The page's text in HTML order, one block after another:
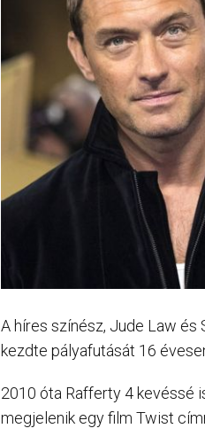
A híres színész, Jude Law és
kezdte pályafutását 16
2010 óta Rafferty 4 kevéssé
megjelenik egy film Twist